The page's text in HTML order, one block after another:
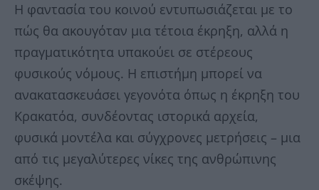
Η φαντασία του κοινού εντυπωσιάζεται με το
πώς θα ακουγόταν μια τέτοια έκρηξη, αλλά η
πραγματικότητα υπακούει σε στέρεους
φυσικούς νόμους. Η επιστήμη μπορεί να
ανακατασκευάσει γεγονότα όπως η έκρηξη του
Κρακατόα, συνδέοντας ιστορικά αρχεία,
φυσικά μοντέλα και σύγχρονες μετρήσεις – μια
από τις μεγαλύτερες νίκες της ανθρώπινης
σκέψης.